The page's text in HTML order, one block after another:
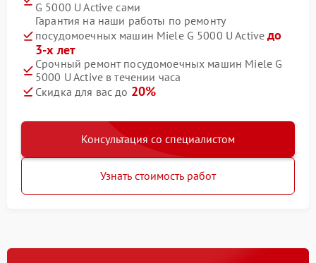
G 5000 U Active сами
Гарантия на наши работы по ремонту
посудомоечных машин Miele G 5000 U Activeдо
3-х лет
Срочный ремонт посудомоечных машин Miele G
5000 U Active в течении часа
Скидка для вас до 20%
Консультация со специалистом
Узнать стоимость работ